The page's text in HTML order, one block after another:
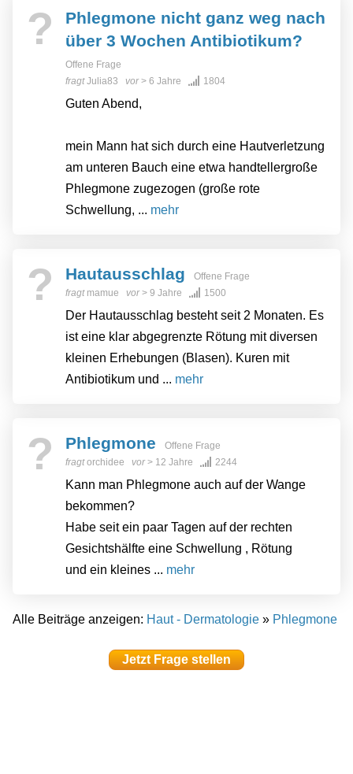
?
Phlegmone nicht ganz weg nach
über 3 Wochen Antibiotikum?
Offene Frage
fragtJulia83 vor> 6 Jahre 1804
Guten Abend,
mein Mann hat sich durch eine Hautverletzung
am unteren Bauch eine etwa handtellergroße
Phlegmone zugezogen (große rote
Schwellung, ... mehr
? Hautausschlag
Offene Frage
fragt mamue vor> 9 Jahre 1500
Der Hautausschlag besteht seit 2 Monaten. Es
ist eine klar abgegrenzte Rötung mit diversen
kleinen Erhebungen (Blasen). Kuren mit
Antibiotikum und ... mehr
? Phlegmone
Offene Frage
fragtorchidee vor> 12 Jahre 2244
Kann man Phlegmone auch auf der Wange
bekommen?
Habe seit ein paar Tagen auf der rechten
Gesichtshälfte eine Schwellung , Rötung
und ein kleines ... mehr
Alle Beiträge anzeigen: Haut - Dermatologie » Phlegmone
Jetzt Frage stellen